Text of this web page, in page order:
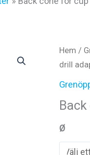
Hem /
drill
Ø